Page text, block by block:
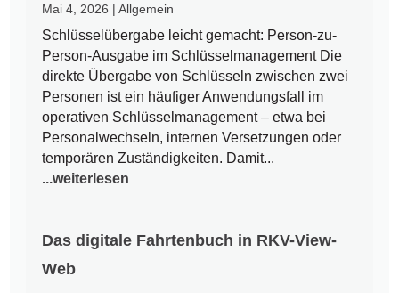
Mai 4, 2026 |Allgemein
Schlüsselübergabe leicht gemacht: Person-zu-
Person-Ausgabe im Schlüsselmanagement Die
direkte Übergabe von Schlüsseln zwischen zwei
Personen ist ein häufiger Anwendungsfall im
operativen Schlüsselmanagement – etwa bei
Personalwechseln, internen Versetzungen oder
temporären Zuständigkeiten. Damit...
...weiterlesen
Das digitale Fahrtenbuch in RKV-View-
Web